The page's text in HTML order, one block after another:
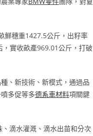
鮮穗重1427.5公斤，出籽率
，實收畝產969.01公斤，打破
、新技術、新模式，通過品
多促等多德系車材料項關鍵
滴水灌溉、滴水出苗和分次